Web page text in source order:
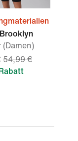
(Damen)
54,99 €